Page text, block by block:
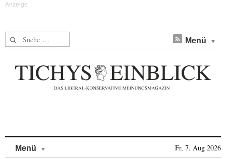
Suche nach: Menü
Menü Fr, 7. Aug 2026